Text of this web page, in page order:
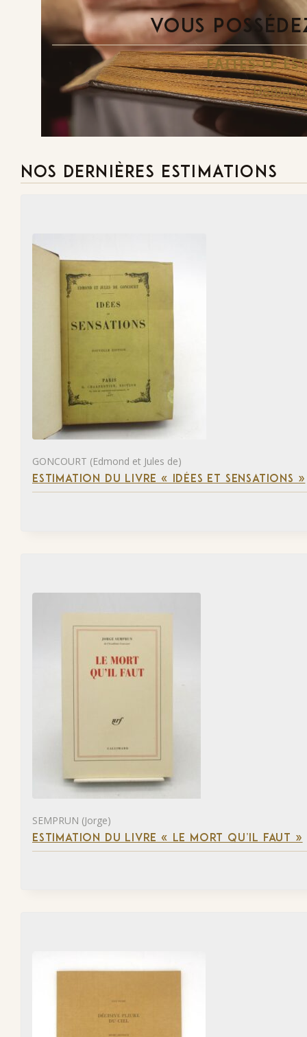
VOUS
FAITES-LE
NOS DERNIÈRES ESTIMATIONS
GONCOURT (Edmond et Jules de)
ESTIMATION DU LIVRE « IDÉES ET SENSATIONS »
SEMPRUN (Jorge)
ESTIMATION DU LIVRE « LE MORT QU’IL FAUT »